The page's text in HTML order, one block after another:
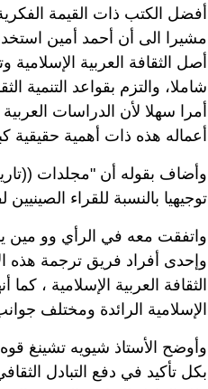
أفضل الكتب ذات القيمة
مشيرا الى أن أحمد أمين
أصل الثقافة العربية الإسلامية
شاملا، والتزم بقواعد التنمية
أمرا سهلا لأن الدراسات
أعماله هذه ذات أهمية حقيقية
وأضاف بقوله أن "مجلدات
توجيهيا بالنسبة للقراء
واتفقت معه في الرأي وو مين يان
وإحدى أفراد فريق ترجمة هذه
الثقافة العربية الإسلامية ،
الإسلامية الرائدة ومختلف
وأوضح الأستاذ شيويه تشينغ
بكل تأكيد في دفع التبادل